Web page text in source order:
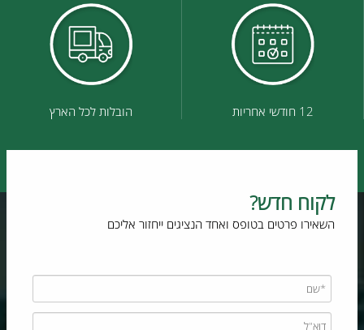
12 חודשי אחריות הובלות לכל הארץ
לקוח חדש?
השאירו פרטים בטופס ואחד הנציגים ייחזור אליכם